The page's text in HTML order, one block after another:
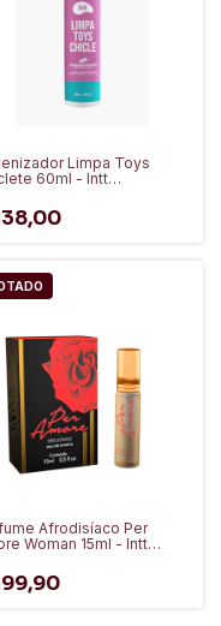
Limpa Toys
60ml - Intt
Afrodisíaco Per
Woman 15ml - Intt